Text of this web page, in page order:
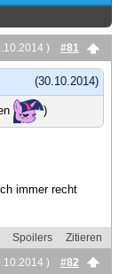
) #81
(30.10.2014)
)
immer recht
Spoilers
Zitieren
)
#82